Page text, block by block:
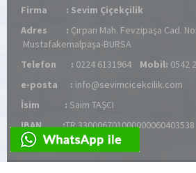
Firma : Sevim Çiçekçilik
Adres : Çırpan Mah. Fevzipaşa Cad.
Mustafakemalpaşa-BURSA
Telefon : 0224 6131964 Mobil: 0542
e-posta : info@sevimcicekcilik.com
İsim : Saim TAŞCI
IBAN :TR 330006701000000060403538